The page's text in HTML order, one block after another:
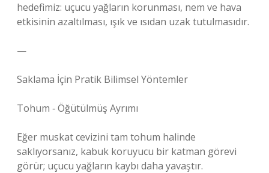
hedefimiz: uçucu yağların korunması, nem ve hava
etkisinin azaltılması, ışık ve ısıdan uzak tutulmasıdır.
—
Saklama İçin Pratik Bilimsel Yöntemler
Tohum ‑ Öğütülmüş Ayrımı
Eğer muskat cevizini tam tohum halinde
saklıyorsanız, kabuk koruyucu bir katman görevi
görür; uçucu yağların kaybı daha yavaştır.